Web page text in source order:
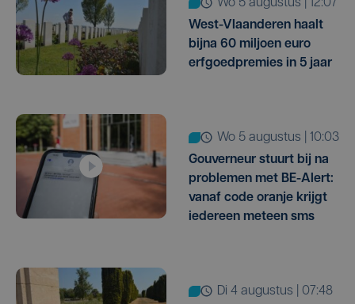
wo 5 augustus | 12:07
West-Vlaanderen haalt
bijna 60 miljoen euro
erfgoedpremies in 5 jaar
wo 5 augustus | 10:03
Gouverneur stuurt bij na
problemen met BE-Alert:
vanaf code oranje krijgt
iedereen meteen sms
di 4 augustus | 07:48